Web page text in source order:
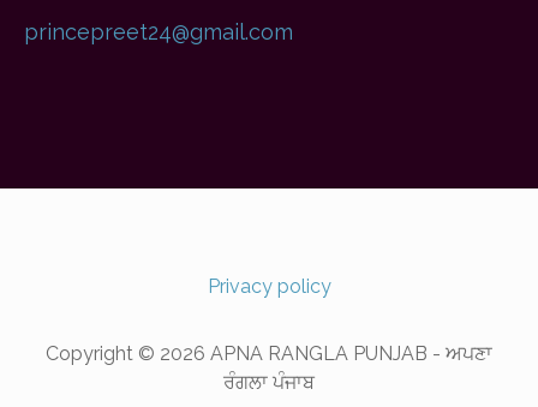
princepreet24@gmail.com
Privacy policy
Copyright © 2026 APNA RANGLA PUNJAB - ਅਪਣਾ
ਰੰਗਲਾ ਪੰਜਾਬ